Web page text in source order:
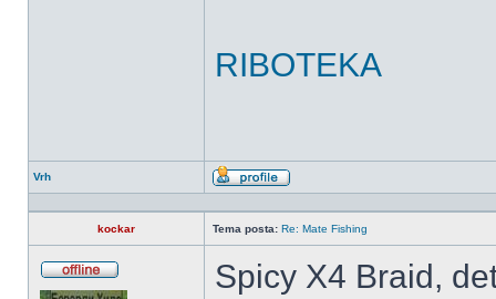
RIBOTEKA
Vrh
Profil
kockar Tema posta: Re: Mate Fishing
Spicy X4 Braid,